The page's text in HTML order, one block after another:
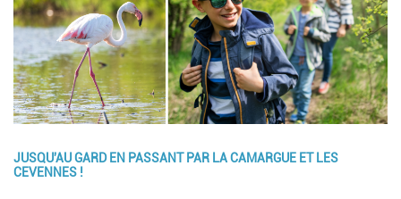
JUSQU'AU GARD EN PASSANT PAR LA CAMARGUE ET LES
CEVENNES !